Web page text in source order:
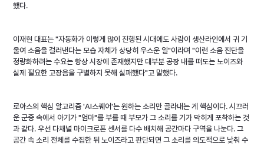
했다.
이재현 대표는 "자동화가 이렇게 많이 진행된 시대에도 사람이 생산라인에서 귀 기
울여 소음을 걸러낸다는 모습 자체가 상당히 우스운 일"이라며 "이런 소음 진단을
정량화하려는 수요는 항상 시장에 존재했지만 대부분 공장 내를 떠도는 노이즈와
실제 필요한 고장음을 구별하지 못해 실패했다"고 말했다.
로아스의 핵심 알고리즘 'AI스퀘어'는 원하는 소리만 골라내는 게 핵심이다. 시끄러
운 군중 속에서 아기가 "엄마"를 부를 때 부모가 그 소리를 기가 막히게 포착하는 것
과 같다. 우선 다채널 마이크로폰 센서를 다수 배치해 공간마다 구역을 나눈다. 그
공간 속 소리 전체를 수집한 뒤 노이즈라고 판단되면 그 소리를 의도적으로 낮춰 수